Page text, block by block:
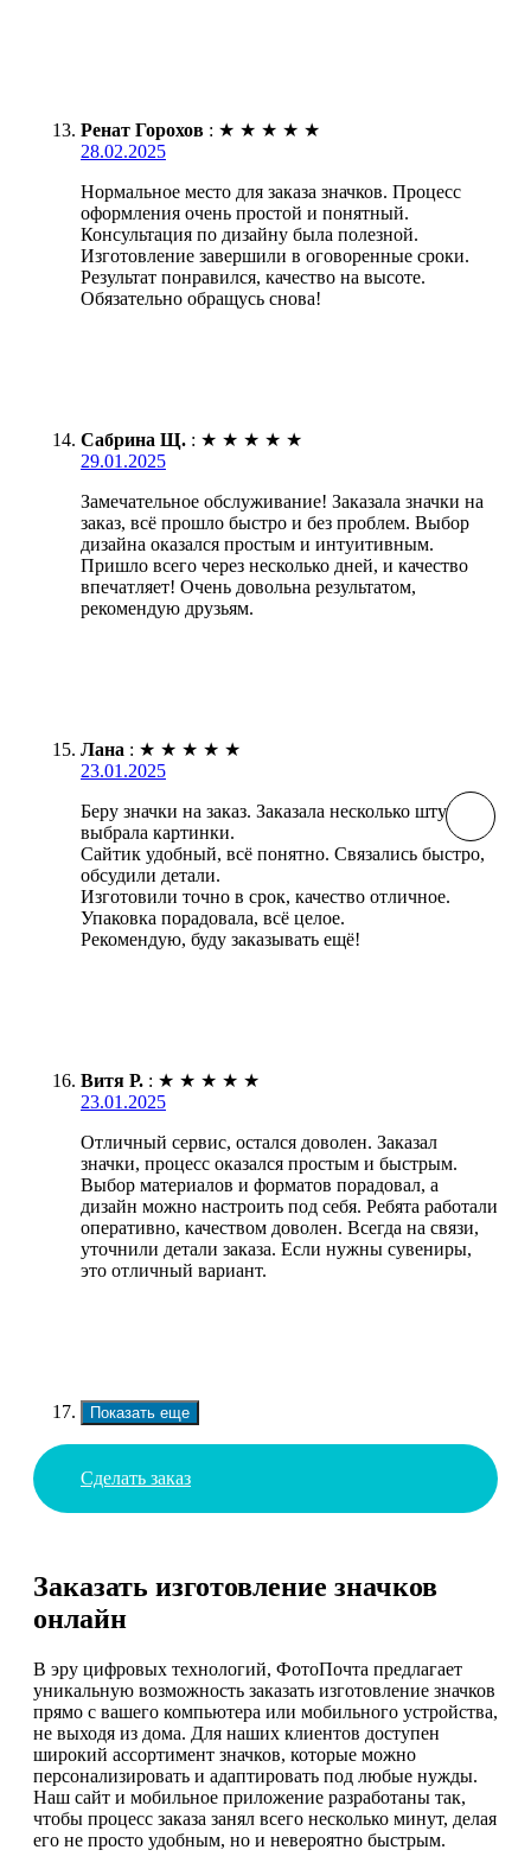
Ренат Горохов : ★ ★ ★ ★ ★
28.02.2025
Нормальное место для заказа значков. Процесс
оформления очень простой и понятный.
Консультация по дизайну была полезной.
Изготовление завершили в оговоренные сроки.
Результат понравился, качество на высоте.
Обязательно обращусь снова!
Сабрина Щ. : ★ ★ ★ ★ ★
29.01.2025
Замечательное обслуживание! Заказала значки на
заказ, всё прошло быстро и без проблем. Выбор
дизайна оказался простым и интуитивным.
Пришло всего через несколько дней, и качество
впечатляет! Очень довольна результатом,
рекомендую друзьям.
Лана : ★ ★ ★ ★ ★
23.01.2025
Беру значки на заказ. Заказала несколько штук,
выбрала картинки.
Сайтик удобный, всё понятно. Связались быстро,
обсудили детали.
Изготовили точно в срок, качество отличное.
Упаковка порадовала, всё целое.
Рекомендую, буду заказывать ещё!
Витя Р. : ★ ★ ★ ★ ★
23.01.2025
Отличный сервис, остался доволен. Заказал
значки, процесс оказался простым и быстрым.
Выбор материалов и форматов порадовал, а
дизайн можно настроить под себя. Ребята работали
оперативно, качеством доволен. Всегда на связи,
уточнили детали заказа. Если нужны сувениры,
это отличный вариант.
Показать еще
Сделать заказ
Заказать изготовление значков
онлайн
В эру цифровых технологий, ФотоПочта предлагает
уникальную возможность заказать изготовление значков
прямо с вашего компьютера или мобильного устройства,
не выходя из дома. Для наших клиентов доступен
широкий ассортимент значков, которые можно
персонализировать и адаптировать под любые нужды.
Наш сайт и мобильное приложение разработаны так,
чтобы процесс заказа занял всего несколько минут, делая
его не просто удобным, но и невероятно быстрым.